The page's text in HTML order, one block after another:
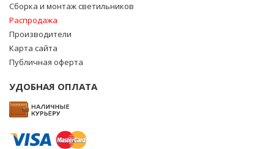
Сборка и монтаж светильников
Распродажа
Производители
Карта сайта
Публичная оферта
УДОБНАЯ ОПЛАТА